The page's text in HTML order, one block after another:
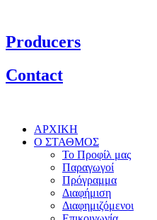
Producers
Contact
ΑΡΧΙΚΗ
Ο ΣΤΑΘΜΟΣ
Το Προφίλ μας
Παραγωγοί
Πρόγραμμα
Διαφήμιση
Διαφημιζόμενοι